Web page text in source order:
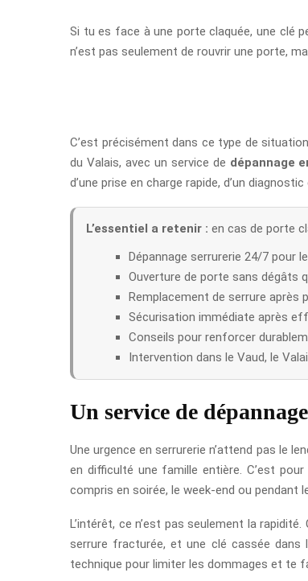
Si tu es face à une porte claquée, une clé
n’est pas seulement de rouvrir une porte,
C’est précisément dans ce type de
du Valais, avec un service de dépannage
d’une prise en charge rapide, d’un
L’essentiel a retenir : en cas de porte
Dépannage serrurerie 24/7 pour
Ouverture de porte sans dégâts
Remplacement de serrure après
Sécurisation immédiate après
Conseils pour renforcer
Intervention dans le Vaud, le
Un service de
Une urgence en serrurerie n’attend pas le
en difficulté une famille entière. C’est pour
compris en soirée, le week-end ou pendant
L’intérêt, ce n’est pas seulement la
serrure fracturée, et une clé cassée dans
technique pour limiter les dommages et te